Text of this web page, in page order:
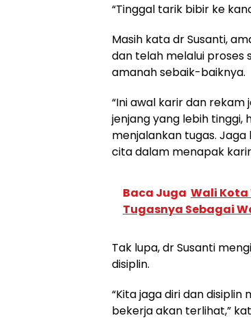
“Tinggal tarik bibir ke
Masih kata dr Susanti,
dan telah melalui proses
amanah sebaik-baiknya.
“Ini awal karir dan
jenjang yang lebih
menjalankan tugas.
cita dalam menapak karir
Baca Juga Wali Kota
Tugasnya Sebagai
Tak lupa, dr Susanti
disiplin.
“Kita jaga diri dan
bekerja akan terlihat,”